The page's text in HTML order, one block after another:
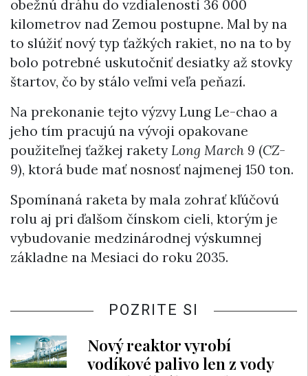
obežnú dráhu do vzdialenosti 36 000
kilometrov nad Zemou postupne. Mal by na
to slúžiť nový typ ťažkých rakiet, no na to by
bolo potrebné uskutočniť desiatky až stovky
štartov, čo by stálo veľmi veľa peňazí.
Na prekonanie tejto výzvy Lung Le-chao a
jeho tím pracujú na vývoji opakovane
použiteľnej ťažkej raketyLong March 9 (CZ-
9), ktorá bude mať nosnosť najmenej 150 ton.
Spomínaná raketa by mala zohrať kľúčovú
rolu aj pri ďalšom čínskom cieli, ktorým je
vybudovanie medzinárodnej výskumnej
základne na Mesiaci do roku 2035.
POZRITE SI
Nový reaktor vyrobí
vodíkové palivo len z vody